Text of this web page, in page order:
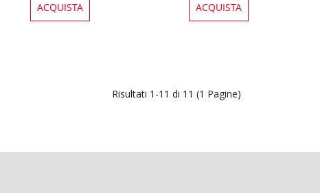
ACQUISTA ACQUISTA
Risultati 1-11 di 11 (1 Pagine)